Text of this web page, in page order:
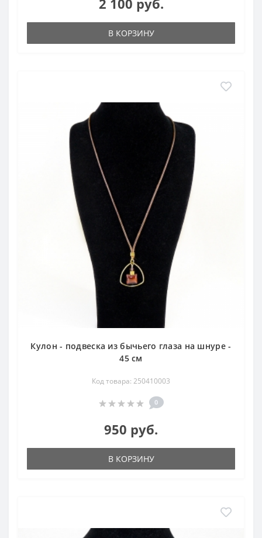
2 100 руб.
В КОРЗИНУ
Кулон - подвеска из бычьего глаза на шнуре -
45 см
Код товара: 250410003
0
950 руб.
В КОРЗИНУ